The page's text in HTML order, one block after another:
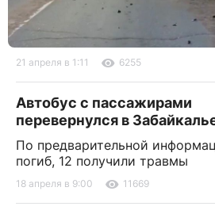
21 апреля в 1:11 6255
Автобус с пассажирами
перевернулся в
По предварительной
погиб, 12 получили травмы
18 апреля в 9:00 11669